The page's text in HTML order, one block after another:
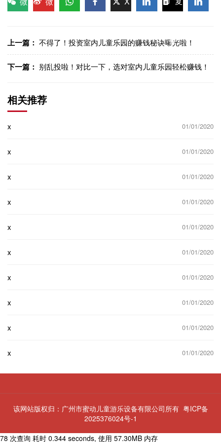
接
上一篇： 不得了！投资室内儿童乐园的赚钱秘诀曝光啦！
下一篇： 别乱投啦！对比一下，选对室内儿童乐园轻松赚钱！
相关推荐
x 01/01/2020
x 01/01/2020
x 01/01/2020
x 01/01/2020
x 01/01/2020
x 01/01/2020
x 01/01/2020
x 01/01/2020
x 01/01/2020
x 01/01/2020
该网站版权归：广州市蜜动儿童游乐设备有限公司所有 粤ICP备
2025376024号-1
78 次查询 耗时 0.344 seconds, 使用 57.30MB 内存